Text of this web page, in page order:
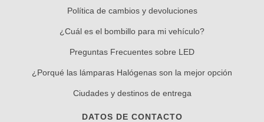
Política de cambios y devoluciones
¿Cuál es el bombillo para mi vehículo?
Preguntas Frecuentes sobre LED
¿Porqué las lámparas Halógenas son la mejor opción
Ciudades y destinos de entrega
DATOS DE CONTACTO